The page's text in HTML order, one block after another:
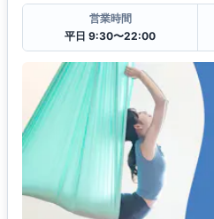
営業時間
平日 9:30〜22:00